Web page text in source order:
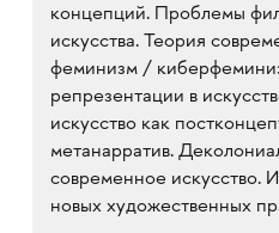
концепций. Проблемы
искусства. Теория
феминизм /
репрезентации в
искусство как
метанарратив.
современное искусство.
новых художественных